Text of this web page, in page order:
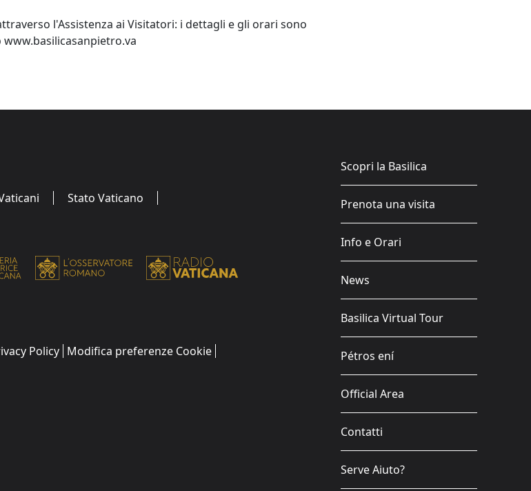
l'Assistenza ai Visitatori: i dettagli e gli orari sono
Stato Vaticano
Policy Modifica preferenze Cookie
Scopri la Basilica
Prenota una visita
Info e Orari
News
Basilica Virtual Tour
Pétros ení
Official Area
Contatti
Serve Aiuto?